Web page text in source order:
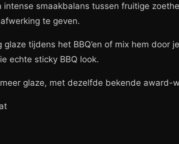
smaakbalans tussen fruitige
te geven.
tijdens het BBQ’en of mix hem
echte sticky BBQ look.
glaze, met dezelfde bekende award-